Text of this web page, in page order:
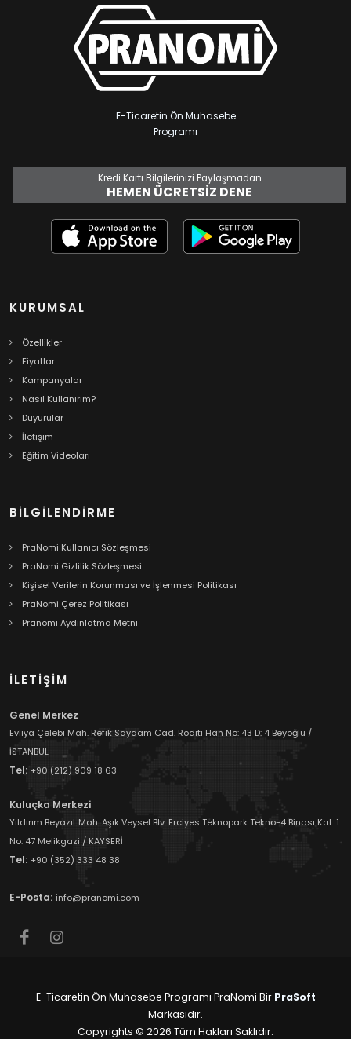
E-Ticaretin Ön Muhasebe
Programı
Kredi Kartı Bilgilerinizi Paylaşmadan
HEMEN ÜCRETSIZ DENE
KURUMSAL
Özellikler
Fiyatlar
Kampanyalar
Nasıl Kullanırım?
Duyurular
İletişim
Eğitim Videoları
BILGILENDIRME
PraNomi Kullanıcı Sözleşmesi
PraNomi Gizlilik Sözleşmesi
Kişisel Verilerin Korunması ve İşlenmesi Politikası
PraNomi Çerez Politikası
Pranomi Aydınlatma Metni
İLETİŞİM
Genel Merkez
Evliya Çelebi Mah. Refik Saydam Cad. Roditi Han No: 43 D: 4 Beyoğlu /
İSTANBUL
Tel: +90 (212) 909 18 63
Kuluçka Merkezi
Yıldırım Beyazıt Mah. Aşık Veysel Blv. Erciyes Teknopark Tekno-4 Binası Kat: 1
No: 47 Melikgazi / KAYSERİ
Tel: +90 (352) 333 48 38
E-Posta: info@pranomi.com
E-Ticaretin Ön Muhasebe Programı PraNomi Bir PraSoft
Markasıdır.
Copyrights © 2026 Tüm Hakları Saklıdır.